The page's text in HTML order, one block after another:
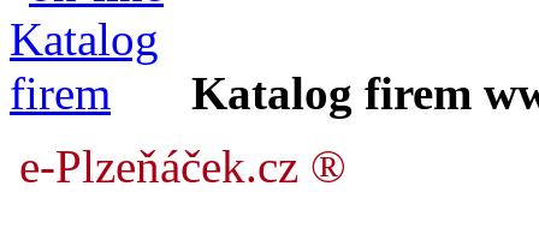
Katalog firem
e-Plzeňáček.cz ®